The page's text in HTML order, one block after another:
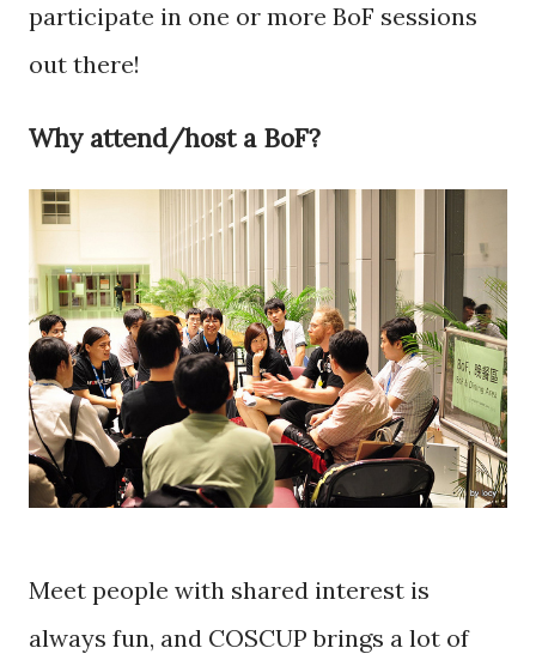
participate in one or more BoF sessions
out there!
Why attend/host a BoF?
Meet people with shared interest is
always fun, and COSCUP brings a lot of